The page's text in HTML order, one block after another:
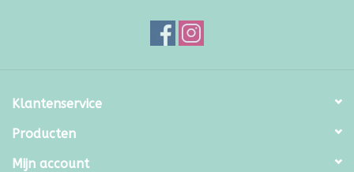
Klantenservice
Producten
Mijn account